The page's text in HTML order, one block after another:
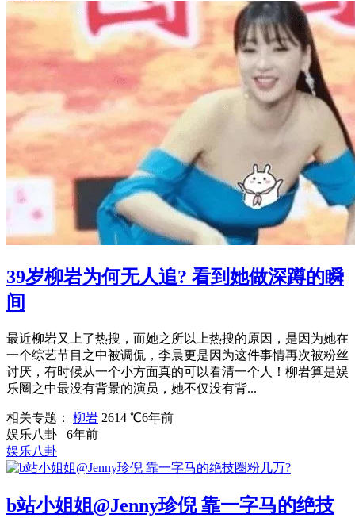
39岁柳岩为何无人追? 看到她做深蹲的瞬
间
最近柳岩又上了热搜，而她之所以上热搜的原因，是因为她在
一个综艺节目之中被调侃，李晨更是因为这件事情再次被粉丝
讨厌，有时候从一个小方面真的可以看清一个人！柳岩算是娱
乐圈之中最没有背景的演员，她不仅没有背...
相关专题： 柳岩 2614 ℃6年前
娱乐八卦
6年前
娱乐八卦
b站小姐姐@Jenny珍倪 靠一字马的绝技